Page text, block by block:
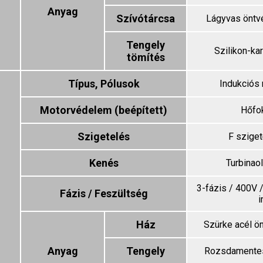
Anyag
Szívótárcsa Lágyvas
Tengely
tömítés
Szilikon-
Típus, Pólusok Indukciós
Motorvédelem (beépített)
Szigetelés F
Kenés
Fázis / Feszültség
3-fázis / 400V
Anyag
Ház Szürke acél
Tengely